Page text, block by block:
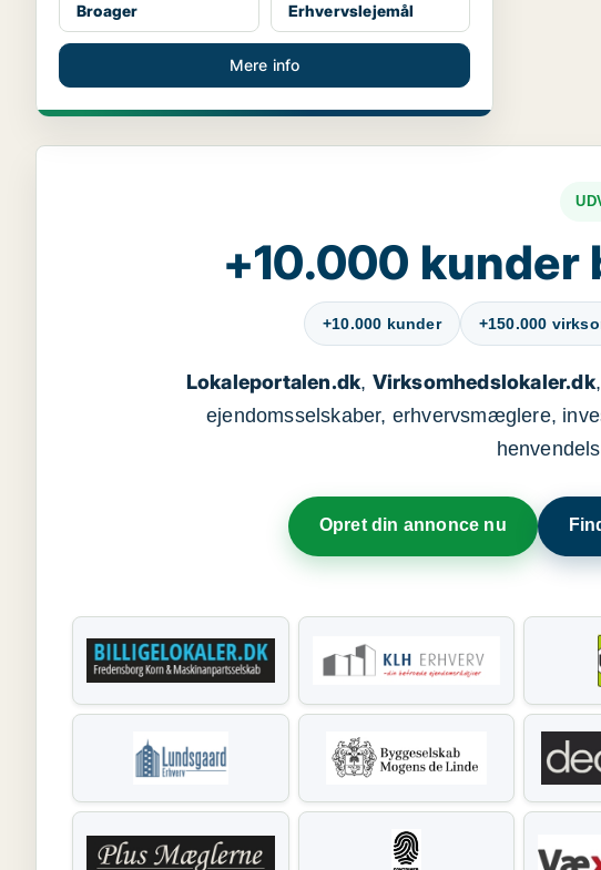
Broager
Erhvervslejemål
Mere info
+10.000 kunder
+10.000 kunder +150.000
Lokaleportalen.dk, Virksomhedslokaler.dk
ejendomsselskaber, erhvervsmæglere,
Opret din annonce nu